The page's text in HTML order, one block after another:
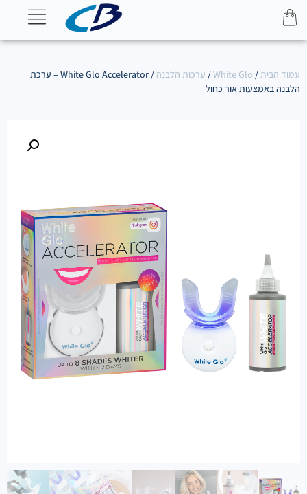
עמוד הבית/
White Glo
/ ערכות הלבנה
/ White Glo Accelerator – ערכת
הלבנה באמצעות אור כחול